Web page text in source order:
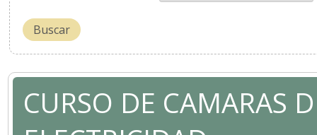
Buscar
CURSO DE CAMARAS